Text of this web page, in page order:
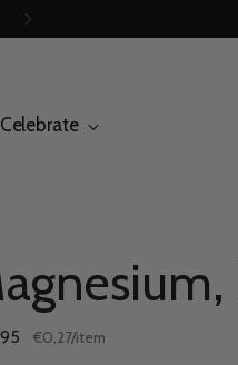
Stückpreis
€0,27/per
item